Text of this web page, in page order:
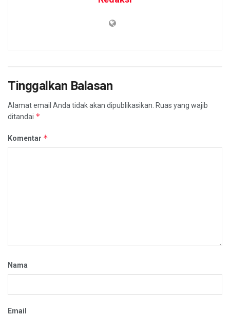
Tinggalkan Balasan
Alamat email Anda tidak akan dipublikasikan. Ruas yang wajib
ditandai *
Komentar *
Nama
Email